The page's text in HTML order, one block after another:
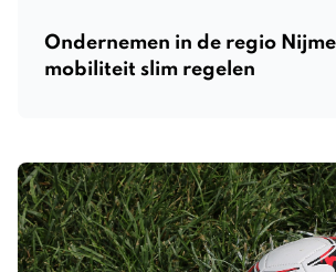
Ondernemen in de regio
mobiliteit slim regelen